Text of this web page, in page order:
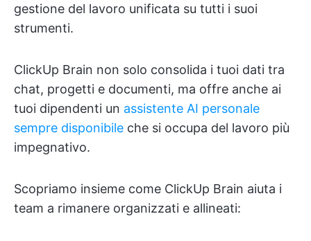
gestione del lavoro unificata su tutti i suoi
strumenti.
ClickUp Brain non solo consolida i tuoi dati tra
chat, progetti e documenti, ma offre anche ai
tuoi dipendenti un assistente AI personale
sempre disponibile che si occupa del lavoro più
impegnativo.
Scopriamo insieme come ClickUp Brain aiuta i
team a rimanere organizzati e allineati: